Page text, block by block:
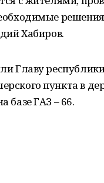
Хабиров.
Главу
пункта в
базе ГАЗ – 66.